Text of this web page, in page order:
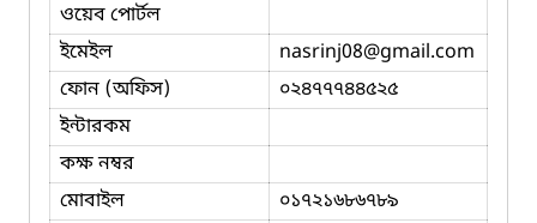
ওয়েব পোর্টল
ইমেইল
nasrinj08@gmail.com
ফোন (অফিস)
০২৪৭৭৭৪৪৫২৫
ইন্টারকম
কক্ষ নম্বর
মোবাইল
০১৭২১৬৮৬৭৮৯